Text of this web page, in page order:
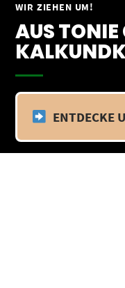
WIR ZIEHEN UM!
AUS TONIE
ENTDECKE
Springe
Inhalt
Vom 09.04.25 -
Zeitraum